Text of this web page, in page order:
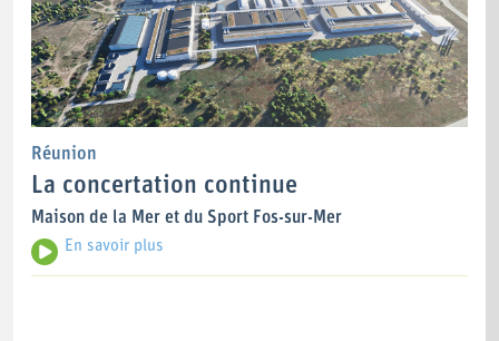
Réunion
La concertation continue
Maison de la Mer et du Sport Fos-sur-Mer
En savoir plus